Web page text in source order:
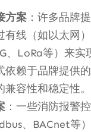
方案 ：许多品牌
有线（如以太网
、LoRa等）来
依赖于品牌提供
容性和稳定性。
：一些消防报警
、BACnet等